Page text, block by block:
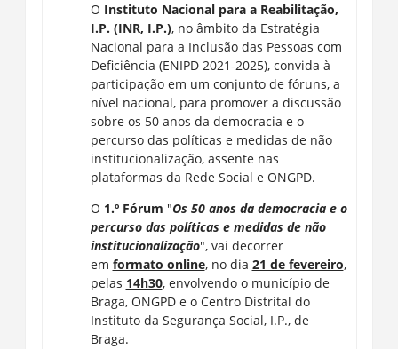
O Instituto Nacional para a Reabilitação,
I.P. (INR, I.P.), no âmbito da Estratégia
Nacional para a Inclusão das Pessoas com
Deficiência (ENIPD 2021-2025), convida à
participação em um conjunto de fóruns, a
nível nacional, para promover a discussão
sobre os 50 anos da democracia e o
percurso das políticas e medidas de não
institucionalização, assente nas
plataformas da Rede Social e ONGPD.
O 1.º Fórum "Os 50 anos da democracia e o
percurso das políticas e medidas de não
institucionalização", vai decorrer
em formato online, no dia 21 de fevereiro,
pelas 14h30, envolvendo o município de
Braga, ONGPD e o Centro Distrital do
Instituto da Segurança Social, I.P., de
Braga.